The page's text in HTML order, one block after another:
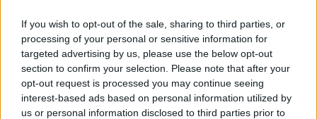
If you wish to opt-out of the sale, sharing to third parties, or
processing of your personal or sensitive information for
targeted advertising by us, please use the below opt-out
section to confirm your selection. Please note that after your
opt-out request is processed you may continue seeing
interest-based ads based on personal information utilized by
us or personal information disclosed to third parties prior to
POLÍTICA